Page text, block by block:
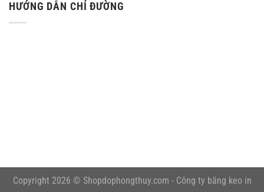
HƯỚNG DẪN CHỈ ĐƯỜNG
embedgooglemap.net
Copyright 2026 © Shopdophongthuy.com - Công ty băng keo in